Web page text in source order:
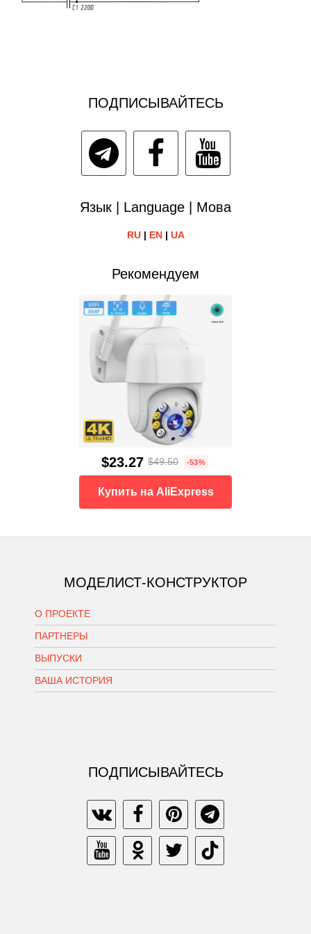
ПОДПИСЫВАЙТЕСЬ
Язык | Language | Мова
RU| EN| UA
Рекомендуем
$23.27 $49.50 -53%
Купить на AliExpress
МОДЕЛИСТ-КОНСТРУКТОР
О ПРОЕКТЕ
ПАРТНЕРЫ
ВЫПУСКИ
ВАША ИСТОРИЯ
ПОДПИСЫВАЙТЕСЬ